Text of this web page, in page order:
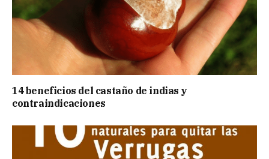
14 beneficios del castaño de indias y
contraindicaciones